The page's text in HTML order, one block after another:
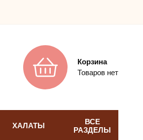
Корзина
Товаров нет
ХАЛАТЫ
ВСЕ
РАЗДЕЛЫ